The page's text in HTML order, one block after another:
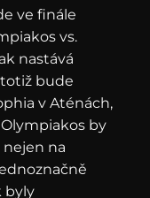
ve finále
vs.
nastává
bude
v Aténách,
by
na
byly